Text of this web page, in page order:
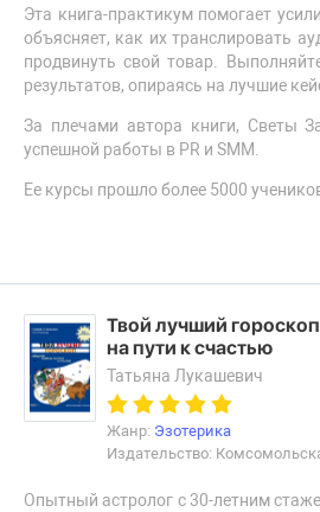
Эта книга-практикум помогает
объясняет, как их транслировать
продвинуть свой товар.
результатов, опираясь на лучшие
За плечами автора книги, Светы
успешной работы в PR и SMM.
Ее курсы прошло более 5000
Твой лучший
на пути к счастью
Татьяна Лукашевич
Жанр: Эзотерика
Издательство:
Опытный астролог с 30-летним